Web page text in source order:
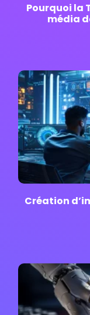
Pourquoi la
média
Création